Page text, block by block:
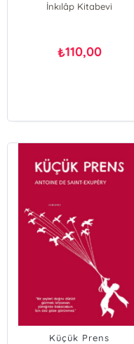
İnkılâp Kitabevi
₺110,00
Küçük Prens